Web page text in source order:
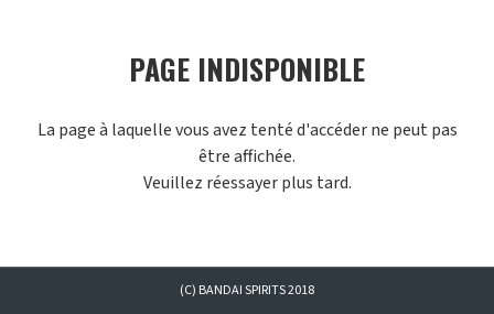
PAGE INDISPONIBLE
La page à laquelle vous avez tenté d'accéder ne peut pas
être affichée.
Veuillez réessayer plus tard.
(C) BANDAI SPIRITS 2018